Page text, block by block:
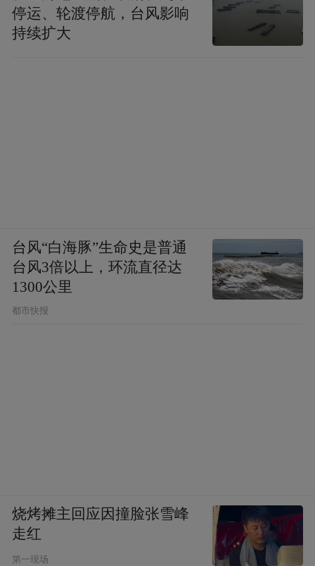
停运、轮渡停航，台风影响
持续扩大
台风“白海豚”生命史是普通
台风3倍以上，环流直径达
1300公里
都市快报
烧烤摊主回应因撞脸张雪峰
走红
第一现场